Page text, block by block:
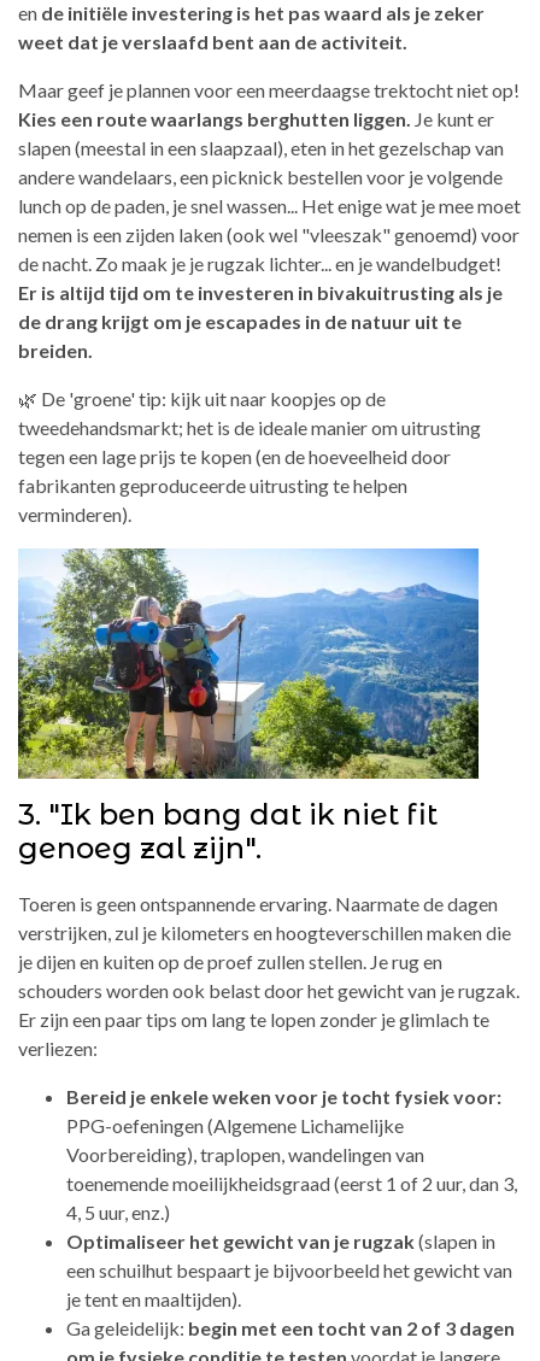
en de initiële investering is het pas waard als je zeker
weet dat je verslaafd bent aan de activiteit.
Maar geef je plannen voor een meerdaagse trektocht niet op!
Kies een route waarlangs berghutten liggen. Je kunt er
slapen (meestal in een slaapzaal), eten in het gezelschap van
andere wandelaars, een picknick bestellen voor je volgende
lunch op de paden, je snel wassen... Het enige wat je mee moet
nemen is een zijden laken (ook wel "vleeszak" genoemd) voor
de nacht. Zo maak je je rugzak lichter... en je wandelbudget!
Er is altijd tijd om te investeren in bivakuitrusting als je
de drang krijgt om je escapades in de natuur uit te
breiden.
🌿 De 'groene' tip: kijk uit naar koopjes op de
tweedehandsmarkt; het is de ideale manier om uitrusting
tegen een lage prijs te kopen (en de hoeveelheid door
fabrikanten geproduceerde uitrusting te helpen
verminderen).
3. "Ik ben bang dat ik niet fit
genoeg zal zijn".
Toeren is geen ontspannende ervaring. Naarmate de dagen
verstrijken, zul je kilometers en hoogteverschillen maken die
je dijen en kuiten op de proef zullen stellen. Je rug en
schouders worden ook belast door het gewicht van je rugzak.
Er zijn een paar tips om lang te lopen zonder je glimlach te
verliezen:
Bereid je enkele weken voor je tocht fysiek voor:
PPG-oefeningen (Algemene Lichamelijke
Voorbereiding), traplopen, wandelingen van
toenemende moeilijkheidsgraad (eerst 1 of 2 uur, dan 3,
4, 5 uur, enz.)
Optimaliseer het gewicht van je rugzak(slapen in
een schuilhut bespaart je bijvoorbeeld het gewicht van
je tent en maaltijden).
Ga geleidelijk: begin met een tocht van 2 of 3 dagen